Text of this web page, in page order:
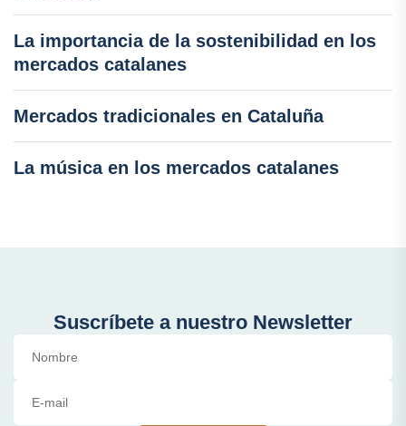
La importancia de la sostenibilidad en los
mercados catalanes
Mercados tradicionales en Cataluña
La música en los mercados catalanes
Suscríbete a nuestro Newsletter